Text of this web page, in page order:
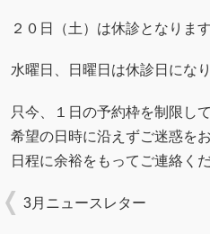
２０日（土）は休診となります
水曜日、日曜日は休診日になり
只今、１日の予約枠を制限し
希望の日時に沿えずご迷惑を
日程に余裕をもってご連絡くだ
3月ニュースレター